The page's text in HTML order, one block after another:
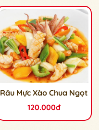
Râu Mực Xào Chua Ngọt
120.000đ